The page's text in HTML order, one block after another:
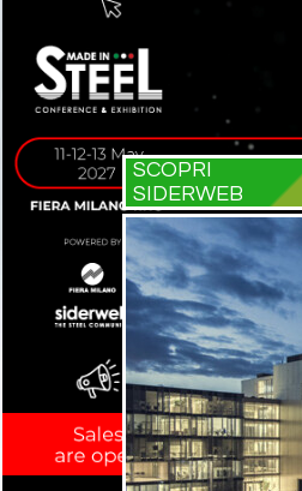
SCOPRI
SIDERWEB